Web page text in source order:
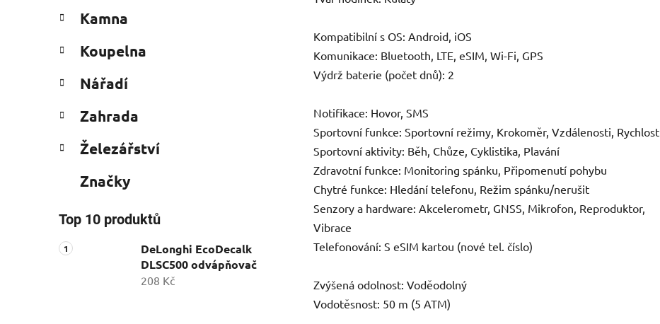
Kamna
Koupelna
Nářadí
Zahrada
Železářství
Značky
Top 10 produktů
DeLonghi EcoDecalk
DLSC500 odvápňovač
208 Kč
Kompatibilní s OS: Android, iOS
Komunikace: Bluetooth, LTE, eSIM, Wi-Fi, GPS
Výdrž baterie (počet dnů): 2
Notifikace: Hovor, SMS
Sportovní funkce: Sportovní režimy, Krokoměr, Vzdálenosti, Rychlost
Sportovní aktivity: Běh, Chůze, Cyklistika, Plavání
Zdravotní funkce: Monitoring spánku, Připomenutí pohybu
Chytré funkce: Hledání telefonu, Režim spánku/nerušit
Senzory a hardware: Akcelerometr, GNSS, Mikrofon, Reproduktor,
Vibrace
Telefonování: S eSIM kartou (nové tel. číslo)
Zvýšená odolnost: Voděodolný
Vodotěsnost: 50 m (5 ATM)